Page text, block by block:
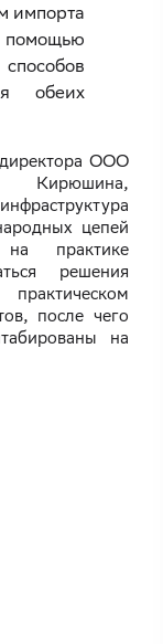
импорта
обеих
директора ООО
Кирюшина,
цепей
практике
решения
после чего
на